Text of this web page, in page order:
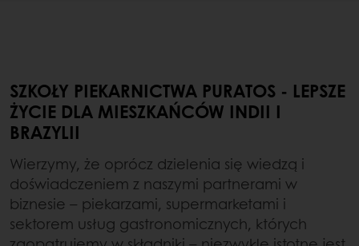
SZKOŁY PIEKARNICTWA PURATOS - LEPSZE
ŻYCIE DLA MIESZKAŃCÓW INDII I
BRAZYLII
Wierzymy, że oprócz dzielenia się wiedzą i
doświadczeniem z naszymi partnerami w
biznesie – piekarzami, supermarketami i
sektorem usług gastronomicznych, których